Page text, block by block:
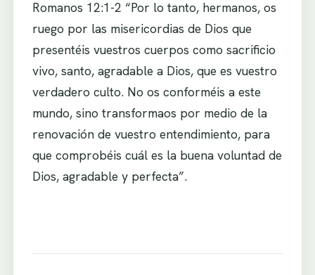
Romanos 12:1-2 “Por lo tanto, hermanos, os
ruego por las misericordias de Dios que
presentéis vuestros cuerpos como sacrificio
vivo, santo, agradable a Dios, que es vuestro
verdadero culto. No os conforméis a este
mundo, sino transformaos por medio de la
renovación de vuestro entendimiento, para
que comprobéis cuál es la buena voluntad de
Dios, agradable y perfecta”.